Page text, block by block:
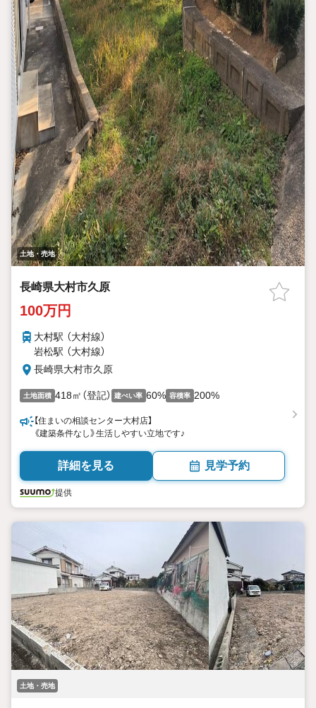
土地・売地
長崎県大村市久原
100万円
大村駅 （大村線）
岩松駅 （大村線）
長崎県大村市久原
土地面積 418㎡（登記） 建ぺい率 60% 容積率 200%
【住まいの相談センター大村店】
《建築条件なし》生活しやすい立地です♪
詳細を見る 見学予約
提供
土地・売地